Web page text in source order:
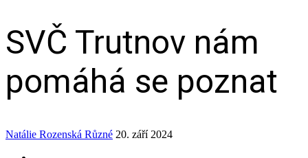
SVČ Trutnov nám
pomáhá se poznat
Natálie Rozenská Různé 20. září 2024